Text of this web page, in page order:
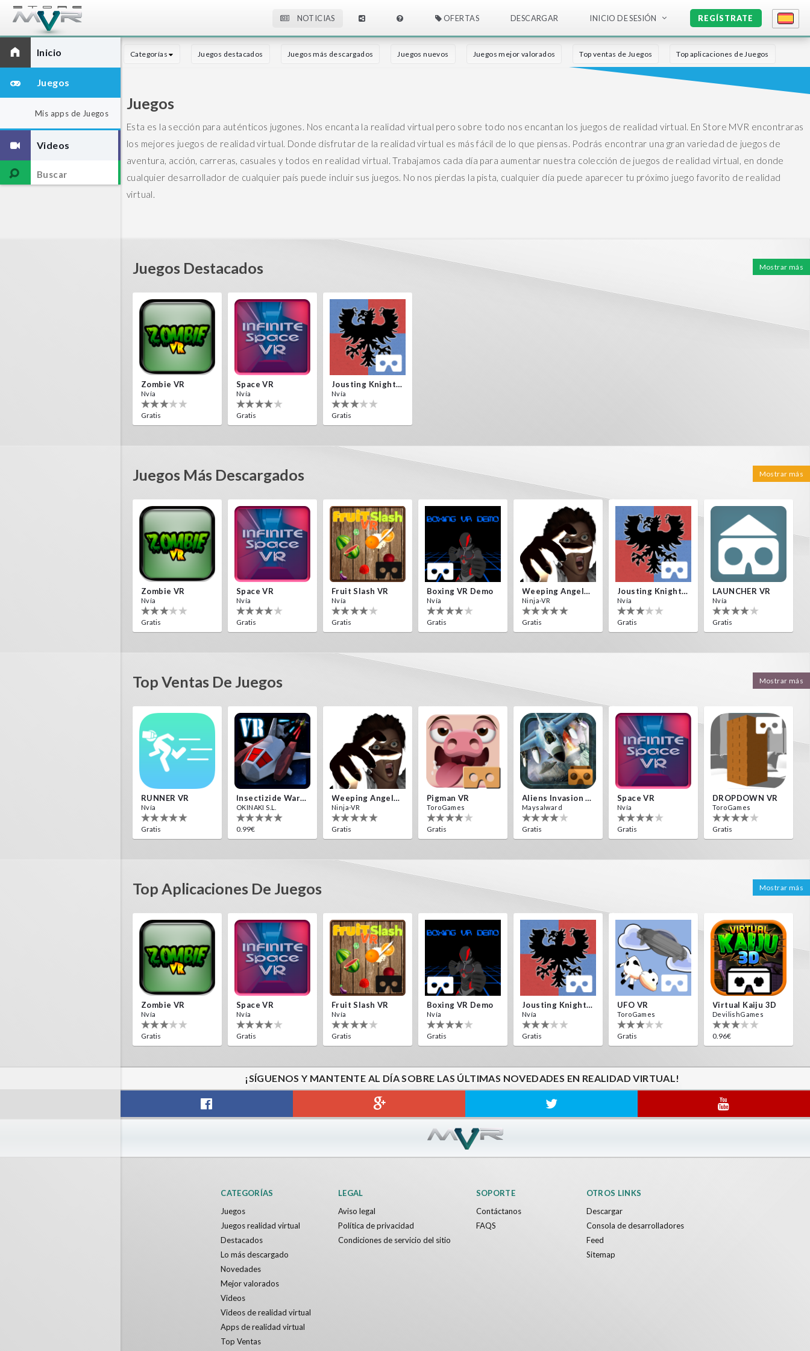
NOTICIAS OFERTAS DESCARGAR INICIO DE SESIÓN REGÍSTRATE
Inicio
Juegos
Mis apps de Juegos
Videos
Categorías Juegos destacados Juegos más descargados Juegos nuevos Juegos mejor valorados Top ventas de Juegos Top aplicaciones de Juegos
Juegos
Esta es la sección para auténticos jugones. Nos encanta la realidad virtual pero sobre todo nos encantan los juegos de realidad virtual. En Store MVR encontraras
los mejores juegos de realidad virtual. Donde disfrutar de la realidad virtual es más fácil de lo que piensas. Podrás encontrar una gran variedad de juegos de
aventura, acción, carreras, casuales y todos en realidad virtual.Trabajamos cada día para aumentar nuestra colección de juegos de realidad virtual, en donde
cualquier desarrollador de cualquier país puede incluir sus juegos. No nos pierdas la pista, cualquier día puede aparecer tu próximo juego favorito de realidad
virtual.
Mostrar más
Juegos Destacados
Zombie VR
Nvía
Gratis
Space VR
Nvía
Gratis
Jousting Knights VR
Nvía
Gratis
Mostrar más
Juegos Más Descargados
Zombie VR
Nvía
Gratis
Space VR
Nvía
Gratis
Fruit Slash VR
Nvía
Gratis
Boxing VR Demo
Nvía
Gratis
Weeping Angels VR
Ninja-VR
Gratis
Jousting Knights VR
Nvía
Gratis
LAUNCHER VR
Nvía
Gratis
CROSS THE SEA
Nvía
Gratis
Aliens Invasion VR
Maysalward
Gratis
Alien Creepers VR
Gratis
Mostrar más
Top Ventas De Juegos
RUNNER VR
Nvía
Gratis
Insectizide Wars VR
OKINAKI S.L.
0.99€
Weeping Angels VR
Ninja-VR
Gratis
Pigman VR
ToroGames
Gratis
Aliens Invasion VR
Maysalward
Gratis
Space VR
Nvía
Gratis
DROPDOWN VR
ToroGames
Gratis
IDC Games
Gratis
ToroGames
Gratis
Guitar VR
IDC Games
Gratis
Mostrar más
Top Aplicaciones De Juegos
Zombie VR
Nvía
Gratis
Space VR
Nvía
Gratis
Fruit Slash VR
Nvía
Gratis
Boxing VR Demo
Nvía
Gratis
Jousting Knights VR
Nvía
Gratis
UFO VR
ToroGames
Gratis
Virtual Kaiju 3D
DevilishGames
0.96€
¡SÍGUENOS Y MANTENTE AL DÍA SOBRE LAS ÚLTIMAS NOVEDADES EN REALIDAD VIRTUAL!
CATEGORÍAS
Juegos
Juegos realidad virtual
Destacados
Lo más descargado
Novedades
Mejor valorados
Videos
Videos de realidad virtual
Apps de realidad virtual
Top Ventas
LEGAL
Aviso legal
Política de privacidad
Condiciones de servicio del sitio
SOPORTE
Contáctanos
FAQS
OTROS LINKS
Descargar
Consola de desarrolladores
Feed
Sitemap